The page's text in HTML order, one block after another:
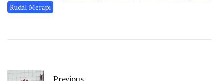
Rudal Merapi
Previous